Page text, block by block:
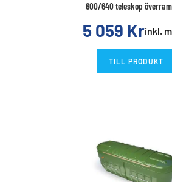
600/640 teleskop
5 059 Krinkl.
TILL PRODUKT